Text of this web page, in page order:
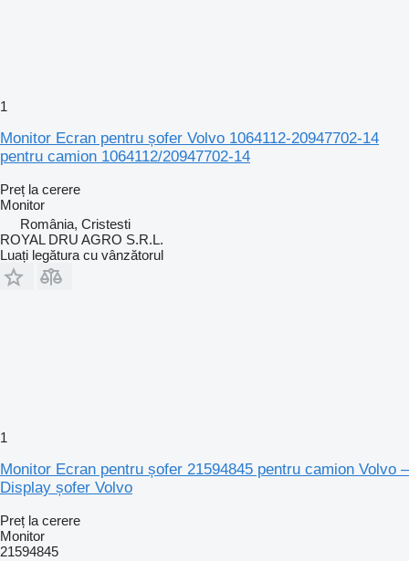
1
Monitor Ecran pentru șofer Volvo 1064112-20947702-14
pentru camion 1064112/20947702-14
Preț la cerere
Monitor
România, Cristesti
ROYAL DRU AGRO S.R.L.
Luați legătura cu vânzătorul
1
Monitor Ecran pentru șofer 21594845 pentru camion Volvo –
Display șofer Volvo
Preț la cerere
Monitor
21594845